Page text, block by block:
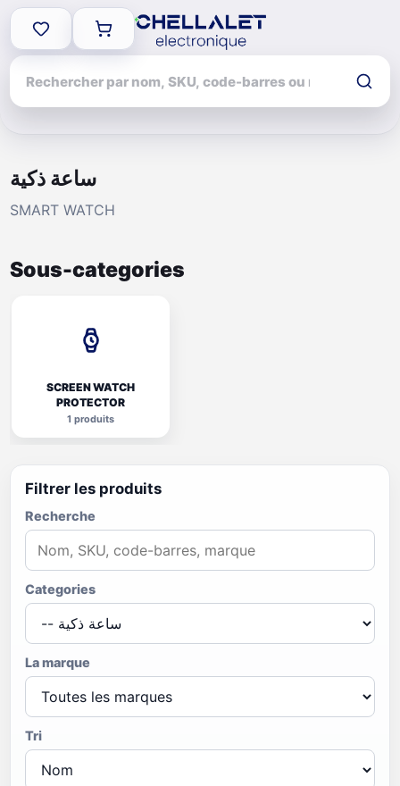
ساعة ذكية
SMART WATCH
Sous-categories
SCREEN WATCH
PROTECTOR
1 produits
Filtrer les produits
Recherche
Categories
La marque
Tri